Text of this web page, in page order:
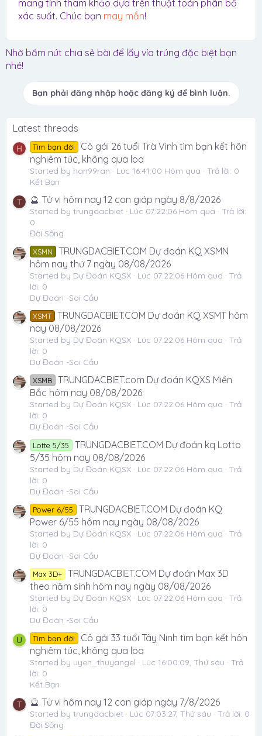
mang tính tham khảo dựa trên thuật toán phân bổ
xác suất. Chúc bạn may mắn!
Nhớ bấm nút chia sẻ bài để lấy vía trúng đặc biệt bạn
nhé!
Bạn phải đăng nhập hoặc đăng ký để bình luận.
Latest threads
H Tìm bạn đời
Cô gái 26 tuổi Trà Vinh tìm bạn kết hôn
nghiêm túc, không qua loa
Started by han99ran Lúc 16:41:00 Hôm qua
Trả lời: 0
Kết Bạn
T 🔮 Tử vi hôm nay 12 con giáp ngày 8/8/2026
Started by trungdacbiet Lúc 07:22:06 Hôm qua
Trả lời:
0
Đời Sống
XSMN
TRUNGDACBIET.COM Dự đoán KQ XSMN
hôm nay thứ 7 ngày 08/08/2026
Started by Dự Đoán KQSX Lúc 07:22:06 Hôm qua
Trả
lời: 0
Dự Đoán -Soi Cầu
XSMT TRUNGDACBIET.COM Dự đoán KQ XSMT hôm
nay 08/08/2026
Started by Dự Đoán KQSX Lúc 07:22:06 Hôm qua
Trả
lời: 0
Dự Đoán -Soi Cầu
XSMB
TRUNGDACBIET.com Dự đoán KQXS Miền
Bắc hôm nay 08/08/2026
Started by Dự Đoán KQSX Lúc 07:22:06 Hôm qua
Trả
lời: 0
Dự Đoán -Soi Cầu
Lotte 5/35
TRUNGDACBIET.COM Dự đoán kq Lotto
5/35 hôm nay 08/08/2026
Started by Dự Đoán KQSX Lúc 07:22:06 Hôm qua
Trả
lời: 0
Dự Đoán -Soi Cầu
Power 6/55
TRUNGDACBIET.COM Dự đoán KQ
Power 6/55 hôm nay ngày 08/08/2026
Started by Dự Đoán KQSX Lúc 07:22:06 Hôm qua
Trả
lời: 0
Dự Đoán -Soi Cầu
Max 3D+
TRUNGDACBIET.COM Dự đoán Max 3D
theo năm sinh hôm nay ngày 08/08/2026
Started by Dự Đoán KQSX Lúc 07:22:06 Hôm qua
Trả
lời: 0
Dự Đoán -Soi Cầu
U Tìm bạn đời
Cô gái 33 tuổi Tây Ninh tìm bạn kết hôn
nghiêm túc, không qua loa
Started by uyen_thuyangel Lúc 16:00:09, Thứ sáu
Trả
lời: 0
Kết Bạn
T 🔮 Tử vi hôm nay 12 con giáp ngày 7/8/2026
Started by trungdacbiet Lúc 07:03:27, Thứ sáu
Trả lời: 0
Đời Sống